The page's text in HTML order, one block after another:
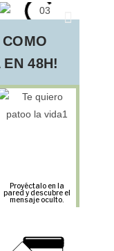
EN 48H!
Proyéctalo en la
pared y descubre el
mensaje oculto.